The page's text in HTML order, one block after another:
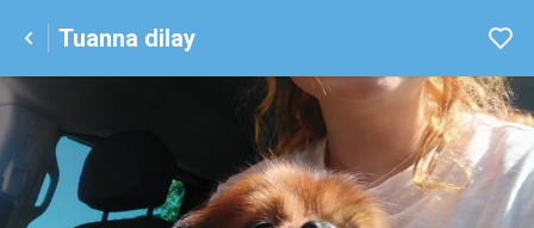
Tuanna dilay